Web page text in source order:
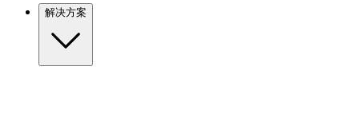
解决方案